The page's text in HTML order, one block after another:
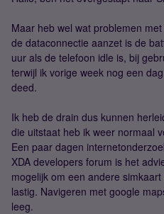
Maar heb wel wat problemen
de dataconnectie aanzet is de
uur als de telefoon idle is, bij
terwijl ik vorige week nog een
deed.
Ik heb de drain dus kunnen
die uitstaat heb ik weer normaal
Een paar dagen
XDA developers forum is het
mogelijk om een andere
lastig. Navigeren met google
leeg.